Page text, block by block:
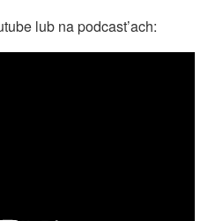
lub na podcast’ach: